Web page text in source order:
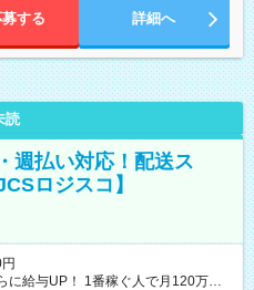
募する 詳細へ
読
週払い対応！配送ス
ロジスコ】
に給与UP！ 1番稼ぐ人で月120万ほ